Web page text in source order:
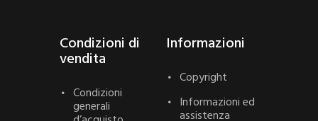
Condizioni di
vendita
Condizioni
generali
Informazioni
Copyright
Informazioni ed
assistenza